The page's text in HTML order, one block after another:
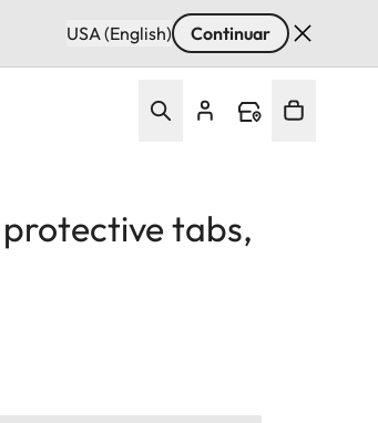
USA (English) Continuar
tabs,